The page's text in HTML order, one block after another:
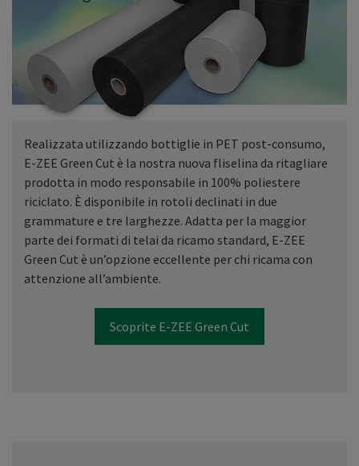
Realizzata utilizzando bottiglie in PET post-consumo,
E-ZEE Green Cut è la nostra nuova fliselina da ritagliare
prodotta in modo responsabile in 100% poliestere
riciclato. È disponibile in rotoli declinati in due
grammature e tre larghezze. Adatta per la maggior
parte dei formati di telai da ricamo standard, E-ZEE
Green Cut è un’opzione eccellente per chi ricama con
attenzione all’ambiente.
Scoprite E-ZEE Green Cut